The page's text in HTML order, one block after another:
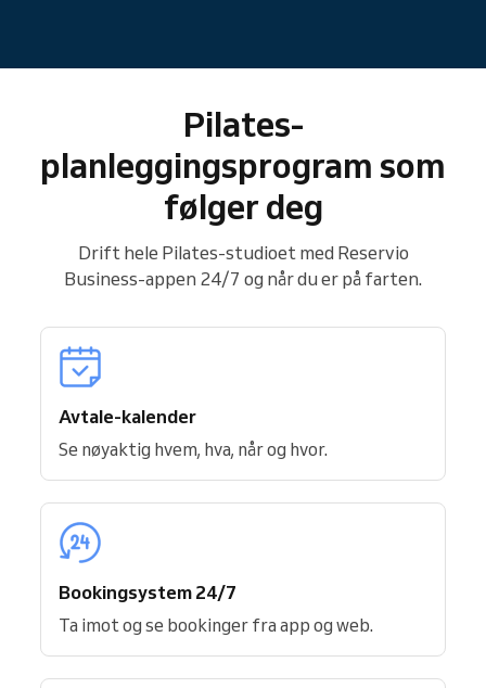
Pilates-
planleggingsprogram som
følger deg
Drift hele Pilates-studioet med Reservio
Business-appen 24/7 og når du er på farten.
Avtale-kalender
Se nøyaktig hvem, hva, når og hvor.
Bookingsystem 24/7
Ta imot og se bookinger fra app og web.